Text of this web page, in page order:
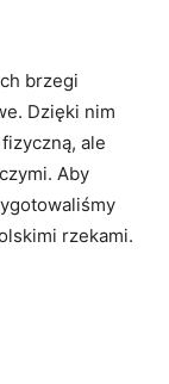
brzegi
Dzięki nim
ale
Aby
rzekami.